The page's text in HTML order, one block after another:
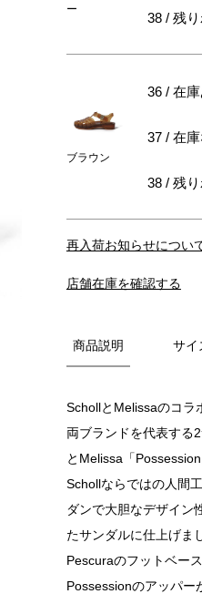
ー
38 / 残
ブラウン
36 / 在庫
37 / 在
38 / 残
再入荷お知らせについ
店舗在庫を確認する
商品説明 サイ
SchollとMelissaのコラ
両ブランドを代表する
とMelissa「
Schollならではの人間
ダンで大胆なデザイン
たサンダルに仕上げま
Pescuraのフットベー
Possessionのアッパー